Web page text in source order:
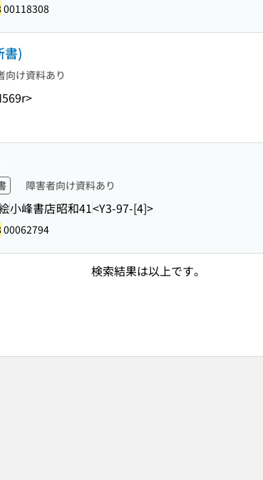
00118308
書)
向け資料あり
障害者向け資料あり
小峰書店昭和41<Y3-97-[4]>
00062794
検索結果は以上です。